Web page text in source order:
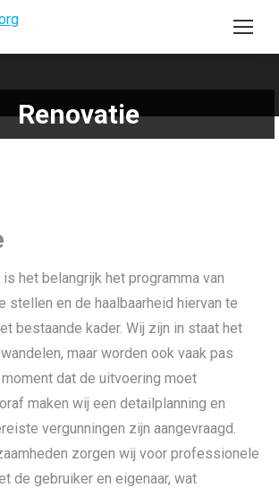
Renovatie
het belangrijk het programma van
stellen en de haalbaarheid hiervan te
bestaande kader. Wij zijn in staat het
maar worden ook vaak pas
dat de uitvoering moet
maken wij een detailplanning en
vergunningen zijn aangevraagd.
zorgen wij voor professionele
de gebruiker en eigenaar, wat